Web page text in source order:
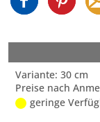
Variante: 30 cm
Preise nach
geringe